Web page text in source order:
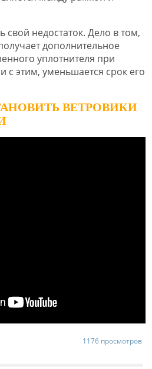
свой недостаток. Дело в том,
дополнительное
уплотнителя при
с этим, уменьшается срок его
ВЕТРОВИКИ
1176 просмотров